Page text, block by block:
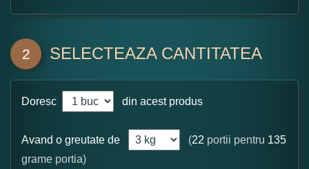
2 SELECTEAZA CANTITATEA
Doresc din acest produs
Avand o greutate de (22 portii pentru 135
grame portia)